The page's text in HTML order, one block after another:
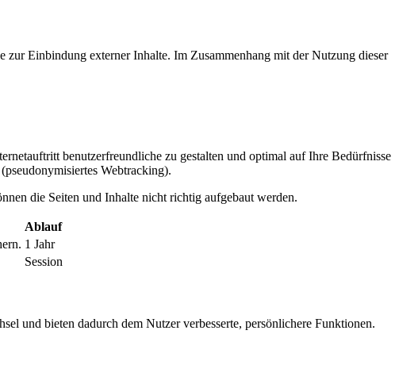
Einbindung externer Inhalte. Im Zusammenhang mit der Nutzung dieser
benutzerfreundliche zu gestalten und optimal auf Ihre Bedürfnisse
Webtracking).
die Seiten und Inhalte nicht richtig aufgebaut werden.
Ablauf
1 Jahr
Session
und bieten dadurch dem Nutzer verbesserte, persönlichere Funktionen.